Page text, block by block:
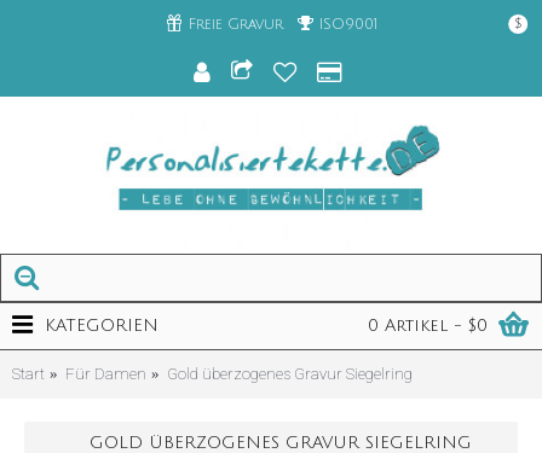
Freie Gravur ISO9001 $
0 Artikel - $0
KATEGORIEN
Start Für Damen Gold überzogenes Gravur Siegelring
GOLD ÜBERZOGENES GRAVUR SIEGELRING